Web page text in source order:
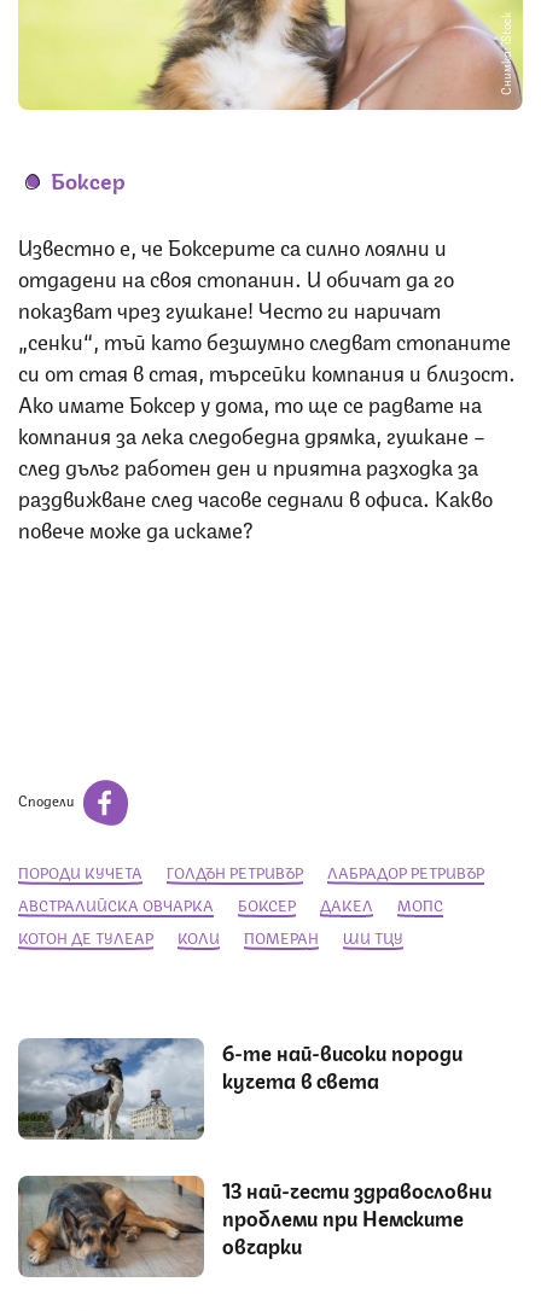
Снимка: iStock
Боксер
Известно е, че Боксерите са силно лоялни и
отдадени на своя стопанин. И обичат да го
показват чрез гушкане! Често ги наричат
„сенки“, тъй като безшумно следват стопаните
си от стая в стая, търсейки компания и близост.
Ако имате Боксер у дома, то ще се радвате на
компания за лека следобедна дрямка, гушкане –
след дълъг работен ден и приятна разходка за
раздвижване след часове седнали в офиса. Какво
повече може да искаме?
Сподели
ПОРОДИ КУЧЕТА ГОЛДЪН РЕТРИВЪР
ЛАБРАДОР РЕТРИВЪР
АВСТРАЛИЙСКА ОВЧАРКА
БОКСЕР ДАКЕЛ
МОПС
КОТОН ДЕ ТУЛЕАР
КОЛИ ПОМЕРАН ШИ ТЦУ
6-те най-високи породи
кучета в света
13 най-чести здравословни
проблеми при Немските
овчарки